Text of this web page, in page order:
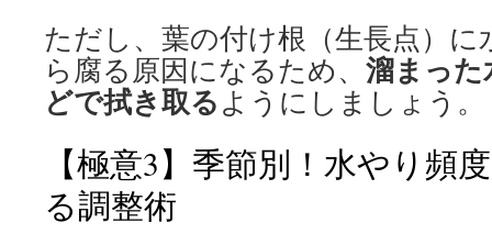
ただし、葉の付け根（生長点）
ら腐る原因になるため、 溜まっ
どで拭き取るようにしましょう。
【極意3】季節別！水やり頻
る調整術